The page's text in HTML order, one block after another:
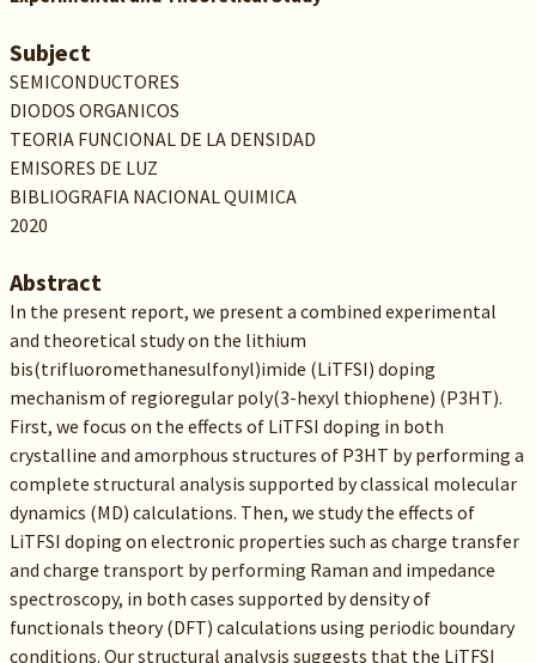
Subject
SEMICONDUCTORES
DIODOS ORGANICOS
TEORIA FUNCIONAL DE LA DENSIDAD
EMISORES DE LUZ
BIBLIOGRAFIA NACIONAL QUIMICA
2020
Abstract
In the present report, we present a combined experimental
and theoretical study on the lithium
bis(trifluoromethanesulfonyl)imide (LiTFSI) doping
mechanism of regioregular poly(3-hexyl thiophene) (P3HT).
First, we focus on the effects of LiTFSI doping in both
crystalline and amorphous structures of P3HT by performing a
complete structural analysis supported by classical molecular
dynamics (MD) calculations. Then, we study the effects of
LiTFSI doping on electronic properties such as charge transfer
and charge transport by performing Raman and impedance
spectroscopy, in both cases supported by density of
functionals theory (DFT) calculations using periodic boundary
conditions. Our structural analysis suggests that the LiTFSI